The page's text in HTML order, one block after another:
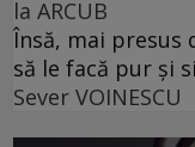
la ARCUB
Însă, mai presus
să le facă pur și
Sever VOINESCU